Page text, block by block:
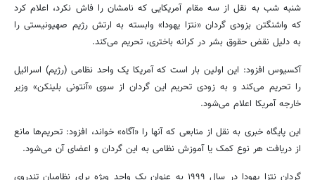
شنبه شب به نقل از سه مقام آمریکایی که نامشان را فاش نکرد، اعلام کرد
که واشنگتن بزودی گردان «نتزا یهودا» وابسته به ارتش رژیم صهیونیستی را
به دلیل نقض حقوق بشر در کرانه باختری، تحریم می‌کند.
آکسیوس افزود: این اولین بار است که آمریکا یک واحد نظامی (رژیم) اسرائیل
را تحریم می‌کند و به زودی تحریم این گردان از سوی «آنتونی بلینکن» وزیر
خارجه آمریکا اعلام می‌شود.
این پایگاه خبری به نقل از منابعی که آنها را «آگاه» خواند، افزود: تحریم‌ها مانع
از دریافت هر نوع کمک یا آموزش نظامی به این گردان و اعضای آن می‌شود.
گردان نتزا یهودا در سال ۱۹۹۹ به عنوان یک واحد ویژه برای نظامیان تندروی